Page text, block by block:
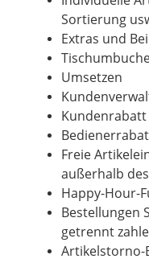
Sortierung
Extras und
Umsetzen
Kundenrabatt
Freie
außerhalb
Happy-Hour-
Bestellungen
getrennt
Artikelstorno-